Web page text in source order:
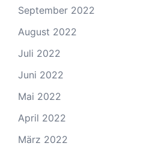
September 2022
August 2022
Juli 2022
Juni 2022
Mai 2022
April 2022
März 2022